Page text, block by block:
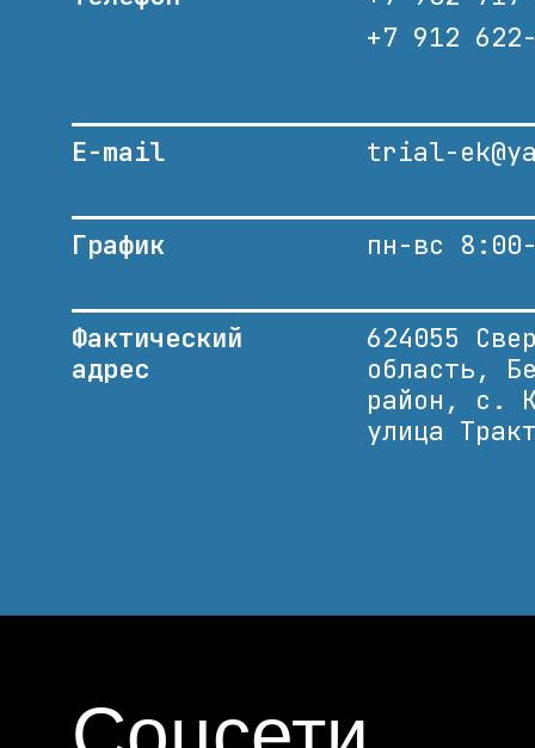
+7 912
E-mail trial-
График пн-вс
Фактический
адрес
624055
область,
район, с.
улица